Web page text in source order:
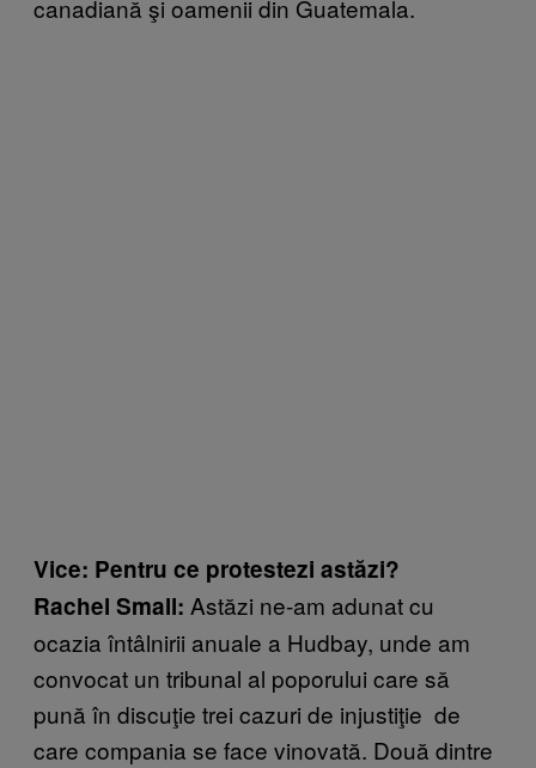
canadiană şi oamenii din Guatemala.
Vice: Pentru ce protestezi astăzi?
Rachel Small: Astăzi ne-am adunat cu
ocazia întâlnirii anuale a Hudbay, unde am
convocat un tribunal al poporului care să
pună în discuţie trei cazuri de injustiţie de
care compania se face vinovată. Două dintre